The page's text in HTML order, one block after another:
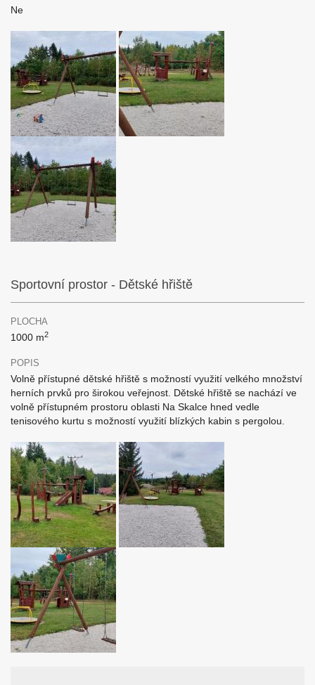
Ne
Sportovní prostor - Dětské hřiště
PLOCHA
1000 m2
POPIS
Volně přístupné dětské hřiště s možností využití velkého množství
herních prvků pro širokou veřejnost. Dětské hřiště se nachází ve
volně přístupném prostoru oblasti Na Skalce hned vedle
tenisového kurtu s možností využití blízkých kabin s pergolou.